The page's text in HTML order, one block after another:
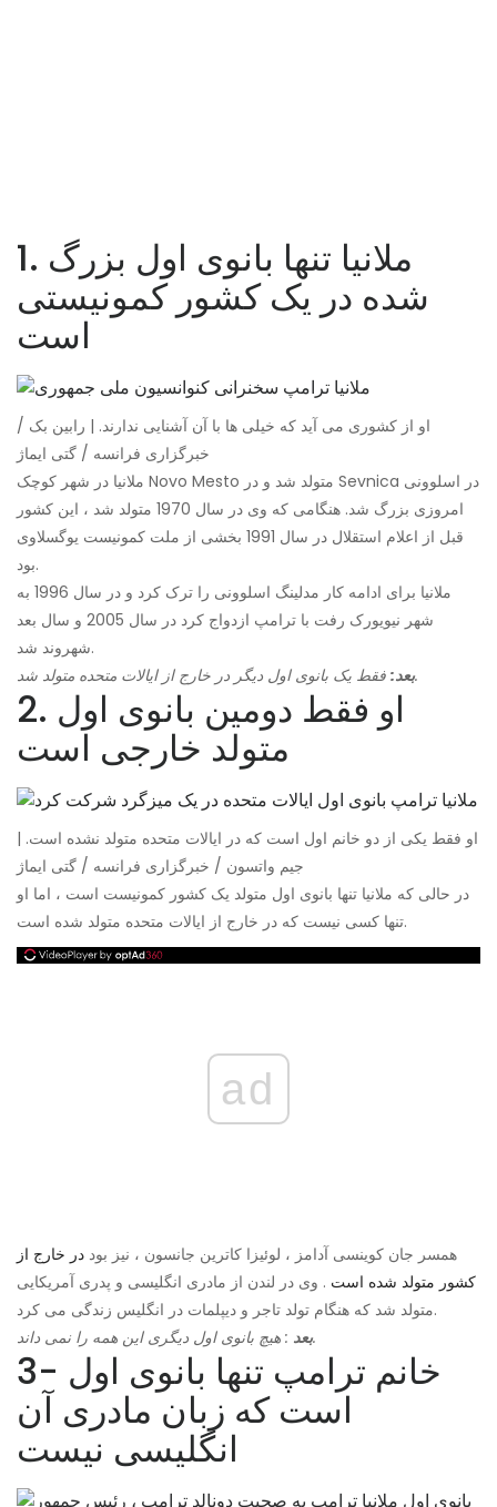
1. ملانیا تنها بانوی اول بزرگ
شده در یک کشور کمونیستی
است
او از کشوری می آید که خیلی ها با آن آشنایی ندارند. | رابین بک /
خبرگزاری فرانسه / گتی ایماژ
ملانیا در شهر کوچک Novo Mesto متولد شد و در Sevnica در اسلوونی
امروزی بزرگ شد. هنگامی که وی در سال 1970 متولد شد ، این کشور
قبل از اعلام استقلال در سال 1991 بخشی از ملت کمونیست یوگسلاوی
بود.
ملانیا برای ادامه کار مدلینگ اسلوونی را ترک کرد و در سال 1996 به
شهر نیویورک رفت با ترامپ ازدواج کرد در سال 2005 و سال بعد
شهروند شد.
بعد:فقط یک بانوی اول دیگر در خارج از ایالات متحده متولد شد.
2. او فقط دومین بانوی اول
متولد خارجی است
او فقط یکی از دو خانم اول است که در ایالات متحده متولد نشده است. |
جیم واتسون / خبرگزاری فرانسه / گتی ایماژ
در حالی که ملانیا تنها بانوی اول متولد یک کشور کمونیست است ، اما او
تنها کسی نیست که در خارج از ایالات متحده متولد شده است.
ad
همسر جان کوینسی آدامز ، لوئیزا کاترین جانسون ، نیز بود در خارج از
کشور متولد شده است . وی در لندن از مادری انگلیسی و پدری آمریکایی
متولد شد که هنگام تولد تاجر و دیپلمات در انگلیس زندگی می کرد.
بعد: هیچ بانوی اول دیگری این همه را نمی داند.
3- خانم ترامپ تنها بانوی اول
است که زبان مادری آن
انگلیسی نیست